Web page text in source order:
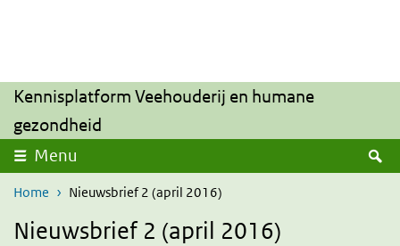
Kennisplatform Veehouderij en humane
gezondheid
Menu
Home Nieuwsbrief 2 (april 2016)
Nieuwsbrief 2 (april 2016)